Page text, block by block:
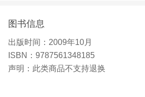
松了解佛教天龙八部的方方面面
的修持神明。同时，通过天龙八
状态，了解佛法对生命存在与价
部为鉴，给自己人生和事业带来启
图书信息
出版时间： 2009年10月
ISBN： 9787561348185
声明： 此类商品不支持退换